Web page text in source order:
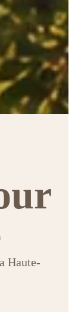
Haute-